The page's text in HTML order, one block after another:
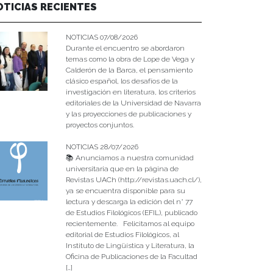
RECIENTES
NOTICIAS 07/08/2026
Durante el encuentro se abordaron
temas como la obra de Lope de Vega y
Calderón de la Barca, el pensamiento
clásico español, los desafíos de la
investigación en literatura, los criterios
editoriales de la Universidad de Navarra
y las proyecciones de publicaciones y
proyectos conjuntos.
NOTICIAS 28/07/2026
📚 Anunciamos a nuestra comunidad
universitaria que en la página de
Revistas UACh (http://revistas.uach.cl/),
ya se encuentra disponible para su
lectura y descarga la edición del n° 77
de Estudios Filológicos (EFIL), publicado
recientemente. Felicitamos al equipo
editorial de Estudios Filológicos, al
Instituto de Lingüística y Literatura, la
Oficina de Publicaciones de la Facultad
[…]